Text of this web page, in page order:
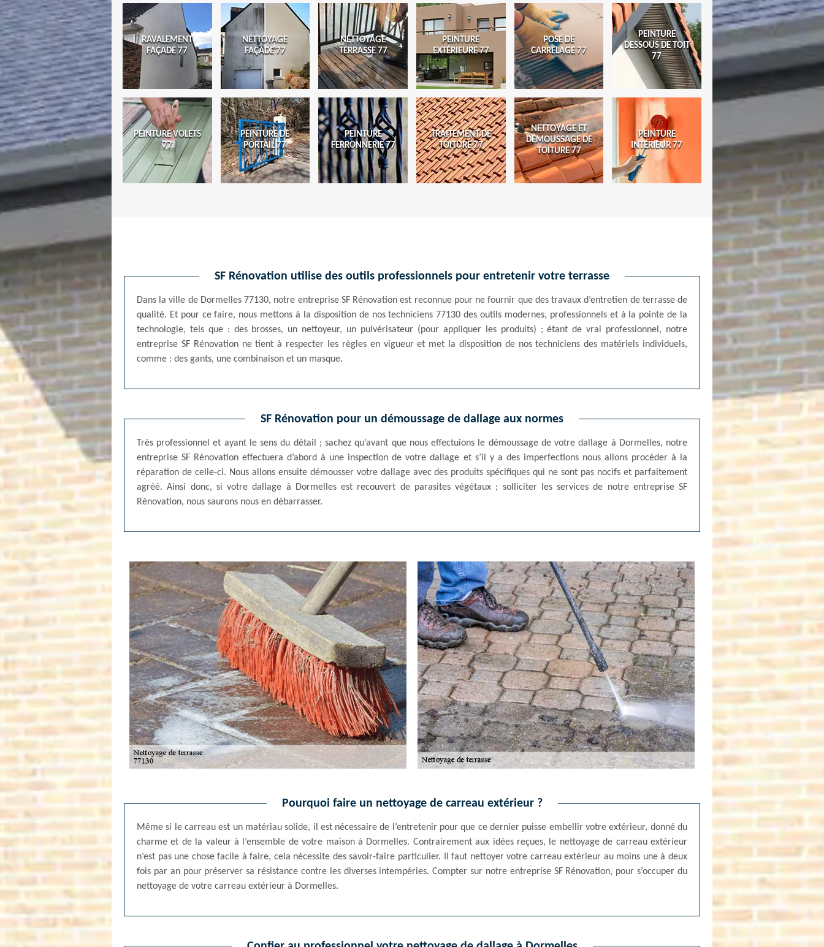
RAVALEMENT
FAÇADE 77
NETTOYAGE
FAÇADE 77
NETTOYAGE
TERRASSE 77
PEINTURE
EXTÉRIEURE 77
POSE DE
CARRELAGE 77
PEINTURE
DESSOUS DE TOIT
77
PEINTURE VOLETS
77
PEINTURE DE
PORTAIL 77
PEINTURE
FERRONNERIE 77
TRAITEMENT DE
TOITURE 77
NETTOYAGE ET
DÉMOUSSAGE DE
TOITURE 77
PEINTURE
INTÉRIEUR 77
SF Rénovation utilise des outils professionnels pour entretenir votre terrasse
Dans la ville de Dormelles 77130, notre entreprise SF Rénovation est reconnue pour ne fournir que des travaux d’entretien de terrasse de
qualité. Et pour ce faire, nous mettons à la disposition de nos techniciens 77130 des outils modernes, professionnels et à la pointe de la
technologie, tels que : des brosses, un nettoyeur, un pulvérisateur (pour appliquer les produits) ; étant de vrai professionnel, notre
entreprise SF Rénovation ne tient à respecter les règles en vigueur et met la disposition de nos techniciens des matériels individuels,
comme : des gants, une combinaison et un masque.
SF Rénovation pour un démoussage de dallage aux normes
Très professionnel et ayant le sens du détail ; sachez qu’avant que nous effectuions le démoussage de votre dallage à Dormelles, notre
entreprise SF Rénovation effectuera d’abord à une inspection de votre dallage et s’il y a des imperfections nous allons procéder à la
réparation de celle-ci. Nous allons ensuite démousser votre dallage avec des produits spécifiques qui ne sont pas nocifs et parfaitement
agréé. Ainsi donc, si votre dallage à Dormelles est recouvert de parasites végétaux ; solliciter les services de notre entreprise SF
Rénovation, nous saurons nous en débarrasser.
Pourquoi faire un nettoyage de carreau extérieur ?
Même si le carreau est un matériau solide, il est nécessaire de l’entretenir pour que ce dernier puisse embellir votre extérieur, donné du
charme et de la valeur à l’ensemble de votre maison à Dormelles. Contrairement aux idées reçues, le nettoyage de carreau extérieur
n’est pas une chose facile à faire, cela nécessite des savoir-faire particulier. Il faut nettoyer votre carreau extérieur au moins une à deux
fois par an pour préserver sa résistance contre les diverses intempéries. Compter sur notre entreprise SF Rénovation, pour s’occuper du
nettoyage de votre carreau extérieur à Dormelles.